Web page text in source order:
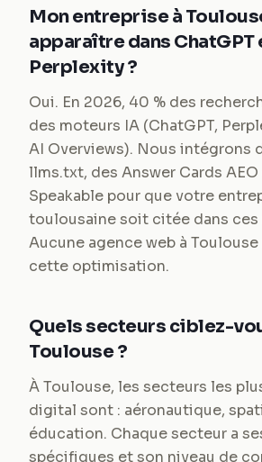
Mon entreprise à
apparaître dans ChatGPT
Perplexity ?
Oui. En 2026, 40 % des
des moteurs IA (ChatGPT,
AI Overviews). Nous intégrons
llms.txt, des Answer Cards
Speakable pour que votre
toulousaine soit citée dans ces
Aucune agence web à
cette optimisation.
Quels secteurs ciblez-
Toulouse ?
À Toulouse, les secteurs les
digital sont : aéronautique,
éducation. Chaque secteur a
spécifiques et son niveau de